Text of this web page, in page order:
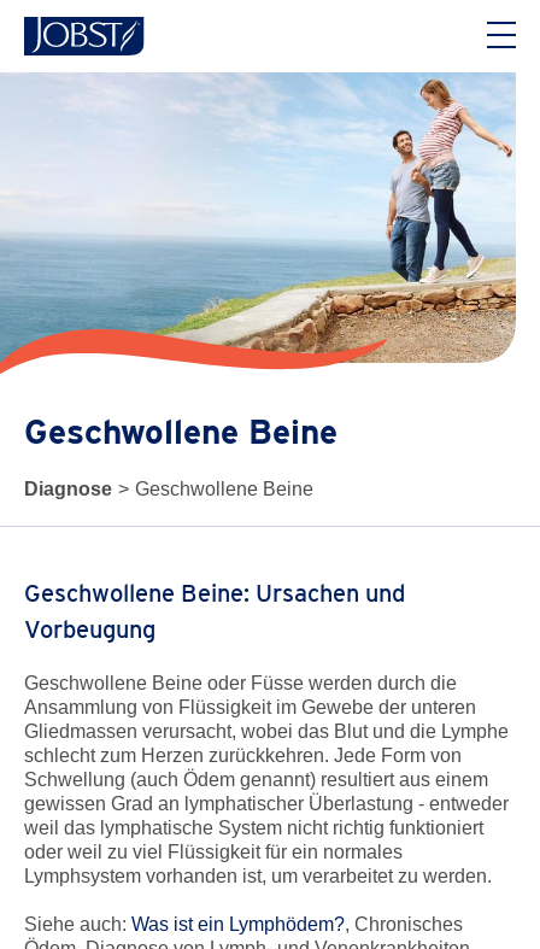
Geschwollene Beine
Diagnose > Geschwollene Beine
Geschwollene Beine: Ursachen und
Vorbeugung
Geschwollene Beine oder Füsse werden durch die
Ansammlung von Flüssigkeit im Gewebe der unteren
Gliedmassen verursacht, wobei das Blut und die Lymphe
schlecht zum Herzen zurückkehren. Jede Form von
Schwellung (auch Ödem genannt) resultiert aus einem
gewissen Grad an lymphatischer Überlastung - entweder
weil das lymphatische System nicht richtig funktioniert
oder weil zu viel Flüssigkeit für ein normales
Lymphsystem vorhanden ist, um verarbeitet zu werden.
Siehe auch: Was ist ein Lymphödem?, Chronisches